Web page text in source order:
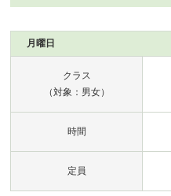
月曜日
クラス
（対象：男女）
時間
定員